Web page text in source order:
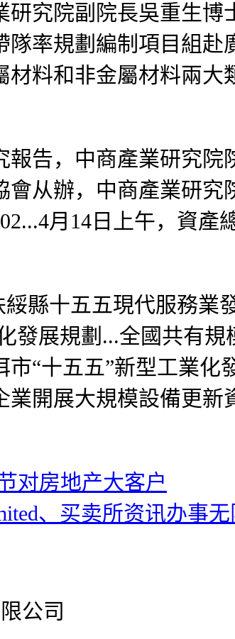
究院副院長吳重生博
率規劃編制項目組
料和非金屬材料兩
告，中商產業研究院
从辦，中商產業研究
月14日上午，資產
十五五現代服務業
發展規劃...全國共有
“十五五”新型工業化
開展大規模設備更
对房地产大客户
、买卖所资讯办事
公司